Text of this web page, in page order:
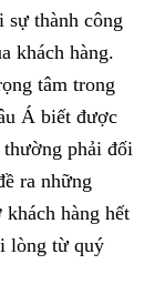
sự thành công
khách hàng.
tâm trong
Á biết được
phải đối
ra những
hàng hết
lòng từ quý